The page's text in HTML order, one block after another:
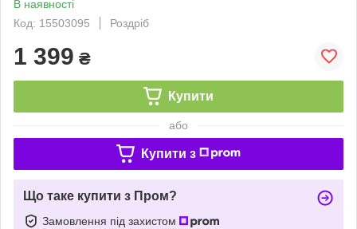
В наявності
Код: 15503095
Роздріб
1 399 ₴
Купити
або
Купити з
Що таке купити з Пром?
Замовлення під захистом